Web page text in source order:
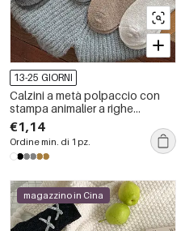
13-25 GIORNI
Calzini a metà polpaccio con
stampa animalier a righe
basiche
€1,14
Ordine min. di 1 pz.
magazzino in Cina